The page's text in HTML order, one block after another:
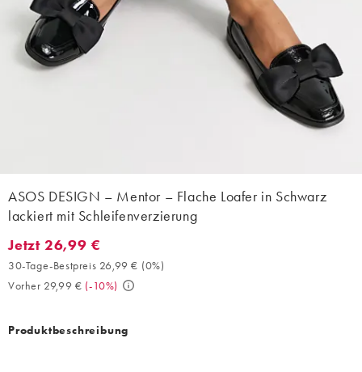
ASOS DESIGN – Mentor – Flache Loafer in Schwarz
lackiert mit Schleifenverzierung
Jetzt 26,99 €. 30-Tage-Bestpreis 26,99 € (0%). Vorher 29,99 €.
Jetzt 26,99 €
30-Tage-Bestpreis 26,99 € (0%)
Vorher 29,99 € (-10%)
Produktbeschreibung